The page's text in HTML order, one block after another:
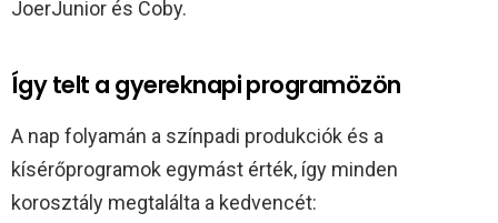
JoerJunior és Coby.
Így telt a gyereknapi programözön
A nap folyamán a színpadi produkciók és a
kísérőprogramok egymást érték, így minden
korosztály megtalálta a kedvencét: